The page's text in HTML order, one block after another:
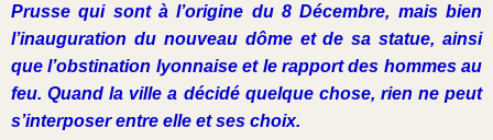
Prusse qui sont à l’origine du 8 Décembre, mais bien
l’inauguration du nouveau dôme et de sa statue, ainsi
que l’obstination lyonnaise et le rapport des hommes au
feu. Quand la ville a décidé quelque chose, rien ne peut
s’interposer entre elle et ses choix.